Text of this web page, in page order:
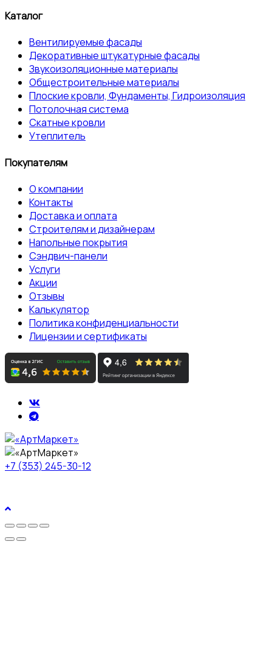
Каталог
Вентилируемые фасады
Декоративные штукатурные фасады
Звукоизоляционные материалы
Общестроительные материалы
Плоские кровли, Фундаменты, Гидроизоляция
Потолочная система
Скатные кровли
Утеплитель
Покупателям
О компании
Контакты
Доставка и оплата
Строителям и дизайнерам
Напольные покрытия
Сэндвич-панели
Услуги
Акции
Отзывы
Калькулятор
Политика конфиденциальности
Лицензии и сертификаты
+7 (353) 245-30-12